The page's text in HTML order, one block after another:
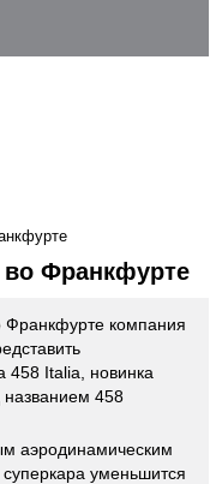
во Франкфурте
Франкфурте компания
458 Italia, новинка
названием 458
аэродинамическим
уменьшится